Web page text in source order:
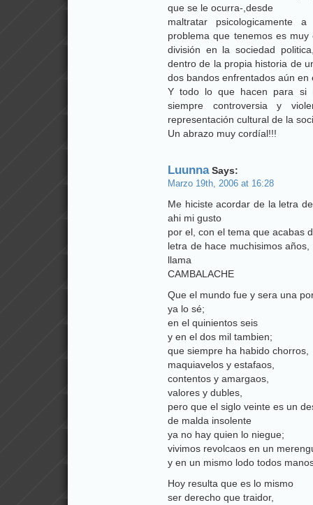
que se le ocurra-,desde
maltratar psicologicamente
problema que tenemos es
división en la sociedad
dentro de la propia historia de
dos bandos enfrentados aún en
Y todo lo que hacen para si
siempre controversia y
representación cultural de la
Un abrazo muy cordíal!!!
LuunnaSays:
Marzo 19th, 2006 at 16:28
Me hiciste acordar de la letra
ahi mi gusto
por el, con el tema que acabas
letra de hace muchisimos
llama
CAMBALACHE
Que el mundo fue y sera una
ya lo sé;
en el quinientos seis
y en el dos mil tambien;
que siempre ha habido chorros,
maquiavelos y estafaos,
contentos y amargaos,
valores y dubles,
pero que el siglo veinte es un
de malda insolente
ya no hay quien lo niegue;
vivimos revolcaos en un
y en un mismo lodo todos
Hoy resulta que es lo mismo
ser derecho que traidor,